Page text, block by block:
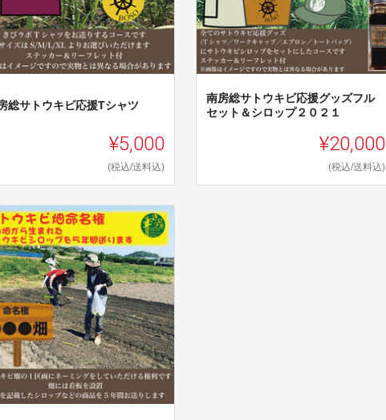
総サトウキビ応援Tシャツ
¥5,000
(税込/送料込)
南房総サトウキビ応援グッズフル
セット＆シロップ２０２１
¥20,000
(税込/送料込)